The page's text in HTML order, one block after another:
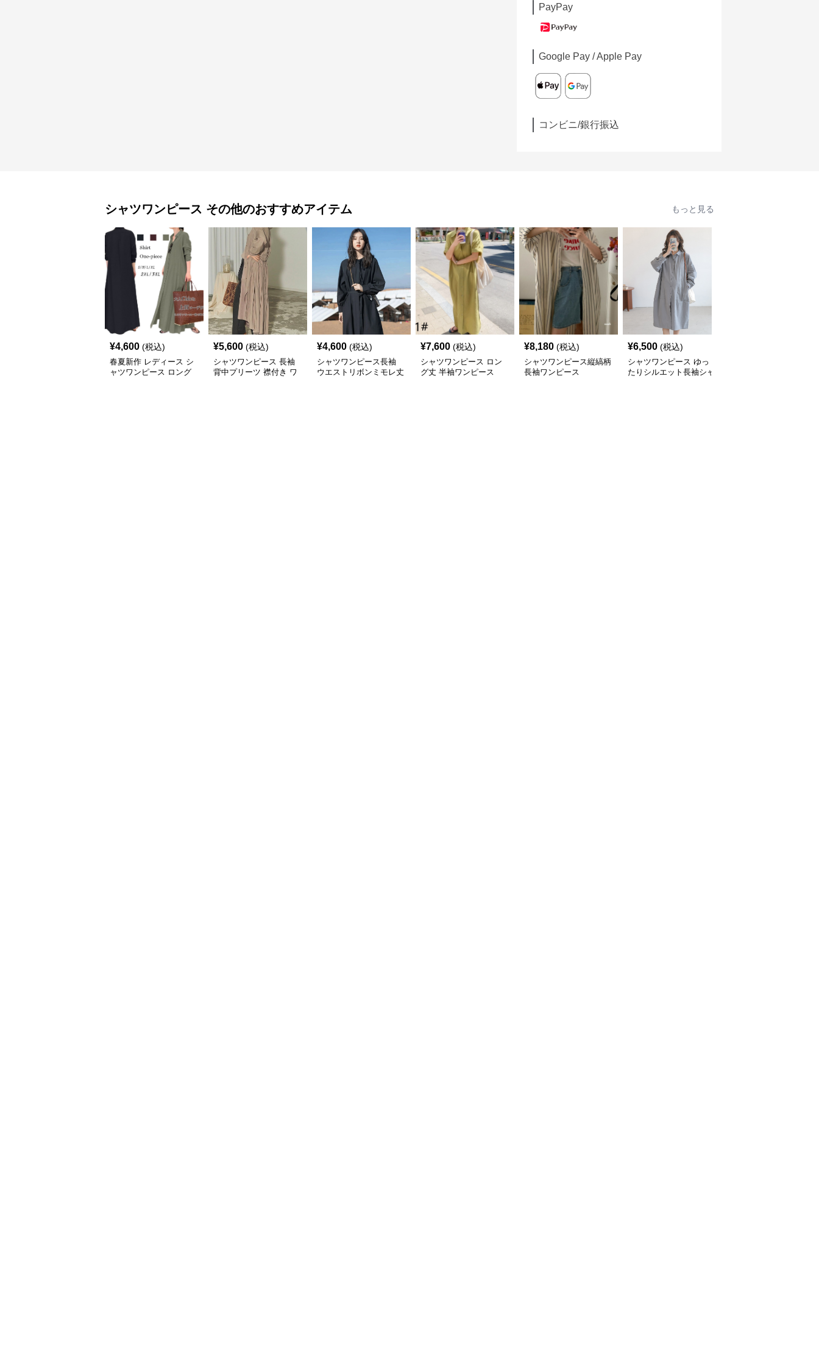
PayPay
Google Pay / Apple Pay
コンビニ/銀行振込
シャツワンピース その他のおすすめアイテム もっと見る
¥4,600 (税込)
春夏新作 レディース シ
ャツワンピース ロング
¥5,600 (税込)
シャツワンピース 長袖
背中プリーツ 襟付き ワ
¥4,600 (税込)
シャツワンピース長袖
ウエストリボンミモレ丈
¥7,600 (税込)
シャツワンピース ロン
グ丈 半袖ワンピース
¥8,180 (税込)
シャツワンピース縦縞柄
長袖ワンピース
¥6,500 (税込)
シャツワンピース ゆっ
たりシルエット長袖シャ